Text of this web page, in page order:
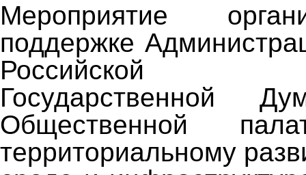
Мероприятие
поддержке
Российской
Государственной
Общественной
территориальному